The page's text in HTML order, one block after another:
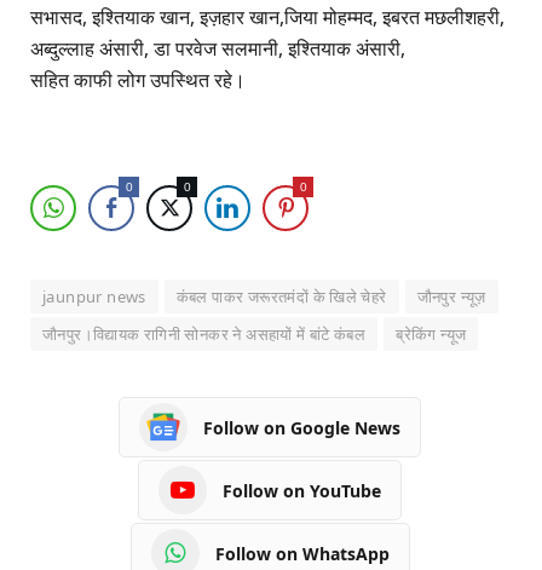
सभासद, इश्तियाक खान, इज़हार खान,जिया मोहम्मद, इबरत मछलीशहरी,
अब्दुल्लाह अंसारी, डा परवेज सलमानी, इश्तियाक अंसारी,
सहित काफी लोग उपस्थित रहे।
0 0 0
jaunpur news कंबल पाकर जरूरतमंदों के खिले चेहरे
जौनपुर न्यूज़
जौनपुर।विद्यायक रागिनी सोनकर ने असहायों में बांटे कंबल
ब्रेकिंग न्यूज
Follow on Google News
Follow on YouTube
Follow on WhatsApp